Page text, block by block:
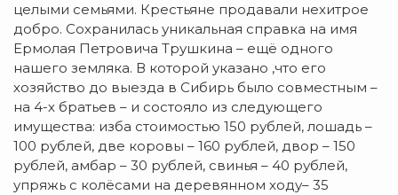
целыми семьями. Крестьяне продавали нехитрое
добро. Сохранилась уникальная справка на имя
Ермолая Петровича Трушкина – ещё одного
нашего земляка. В которой указано ,что его
хозяйство до выезда в Сибирь было совместным –
на 4-х братьев – и состояло из следующего
имущества: изба стоимостью 150 рублей, лошадь –
100 рублей, две коровы – 160 рублей, двор – 150
рублей, амбар – 30 рублей, свинья – 40 рублей,
упряжь с колёсами на деревянном ходу– 35